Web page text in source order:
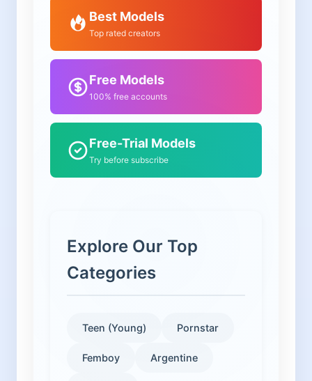
Best Models
Top rated creators
Free Models
100% free accounts
Free-Trial Models
Try before subscribe
Explore Our Top
Categories
Teen (Young) Pornstar
Femboy Argentine